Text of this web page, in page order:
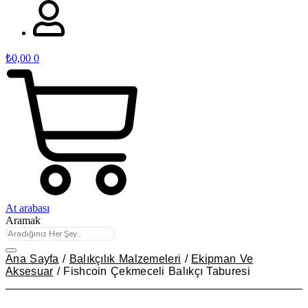
₺0,00 0
At arabası
Aramak
Ana Sayfa / Balıkçılık Malzemeleri / Ekipman Ve
Aksesuar / Fishcoin Çekmeceli Balıkçı Taburesi